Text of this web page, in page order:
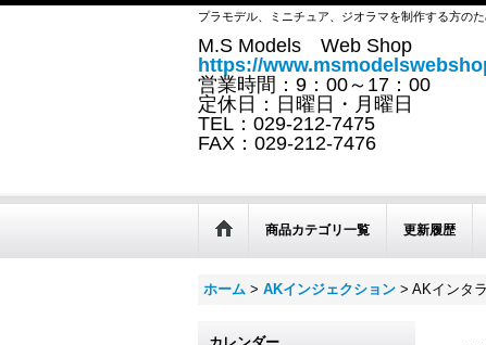
プラモデル、ミニチュア、ジオラマを制作する方の
M.S Models Web Shop
https://
営業時間：9：00～17：00
定休日：日曜日・月曜日
TEL：029-212-7475
FAX：029-212-7476
商品カテゴリ一覧 更新履歴
ホーム > AKインジェクション > AKインタ